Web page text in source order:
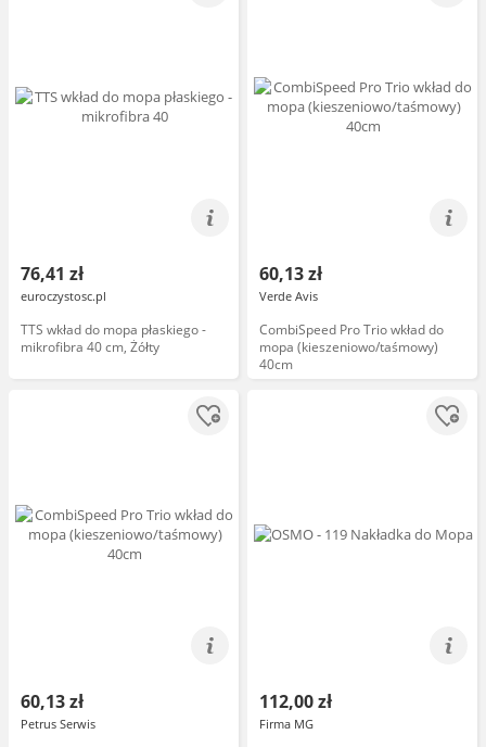
76,41 zł
euroczystosc.pl
TTS wkład do mopa płaskiego -
mikrofibra 40 cm, Żółty
60,13 zł
Verde Avis
CombiSpeed Pro Trio wkład do
mopa (kieszeniowo/taśmowy)
40cm
60,13 zł
Petrus Serwis
112,00 zł
Firma MG